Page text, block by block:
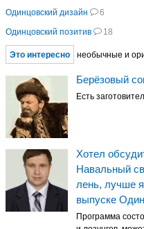
Одинцовский дизайн
6
Одинцовский позитив
18
Это интересно необычные и
Берёзовый
Есть
Хотел
Навальный
лень, лучше
выпуске
Программа